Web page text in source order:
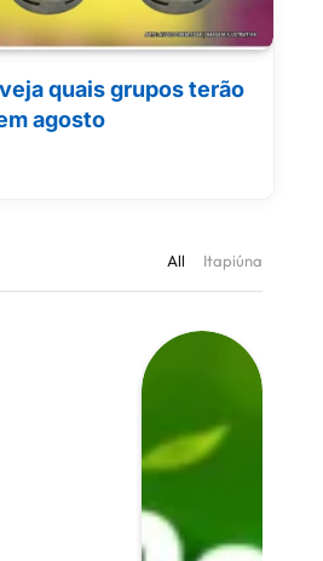
quais grupos terão
agosto
All Itapiúna